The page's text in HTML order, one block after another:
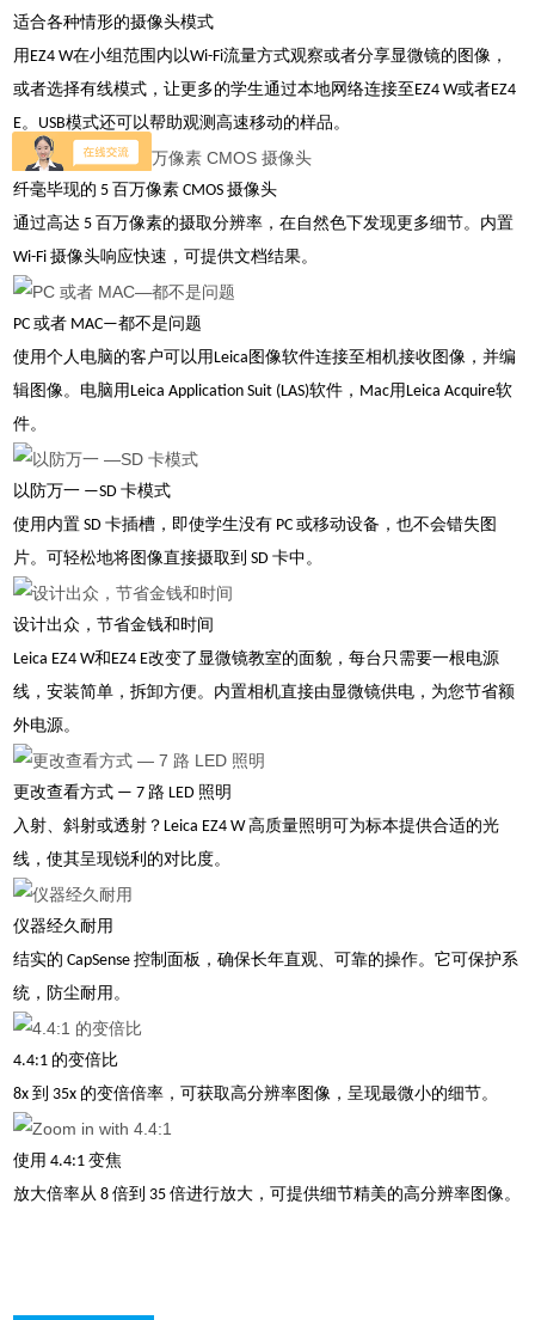
适合各种情形的摄像头模式
用EZ4 W在小组范围内以Wi-Fi流量方式观察或者分享显微镜的图像，
或者选择有线模式，让更多的学生通过本地网络连接至EZ4 W或者EZ4
E。USB模式还可以帮助观测高速移动的样品。
纤毫毕现的 5 百万像素 CMOS 摄像头
通过高达 5 百万像素的摄取分辨率，在自然色下发现更多细节。内置
Wi-Fi 摄像头响应快速，可提供文档结果。
PC 或者 MAC—都不是问题
使用个人电脑的客户可以用Leica图像软件连接至相机接收图像，并编
辑图像。电脑用Leica Application Suit (LAS)软件，Mac用Leica Acquire软
件。
以防万一 —SD 卡模式
使用内置 SD 卡插槽，即使学生没有 PC 或移动设备，也不会错失图
片。可轻松地将图像直接摄取到 SD 卡中。
设计出众，节省金钱和时间
Leica EZ4 W和EZ4 E改变了显微镜教室的面貌，每台只需要一根电源
线，安装简单，拆卸方便。内置相机直接由显微镜供电，为您节省额
外电源。
更改查看方式 — 7 路 LED 照明
入射、斜射或透射？Leica EZ4 W 高质量照明可为标本提供合适的光
线，使其呈现锐利的对比度。
仪器经久耐用
结实的 CapSense 控制面板，确保长年直观、可靠的操作。它可保护系
统，防尘耐用。
4.4:1 的变倍比
8x 到 35x 的变倍倍率，可获取高分辨率图像，呈现最微小的细节。
使用 4.4:1 变焦
放大倍率从 8 倍到 35 倍进行放大，可提供细节精美的高分辨率图像。